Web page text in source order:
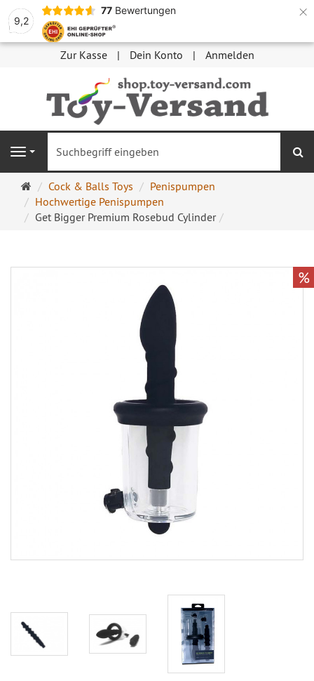
9,2
77 Bewertungen ×
Zur Kasse Dein Konto Anmelden
Navigation
Startseite
Cock & Balls Toys
Penispumpen
Hochwertige Penispumpen
Get Bigger Premium Rosebud Cylinder
%